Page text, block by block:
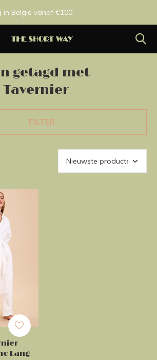
in België vanaf €100.
getagd met
Tavernier
FILTER
Lang